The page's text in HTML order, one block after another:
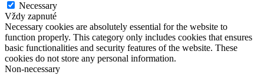
Necessary
Vždy zapnuté
Necessary cookies are absolutely essential for the website to
function properly. This category only includes cookies that ensures
basic functionalities and security features of the website. These
cookies do not store any personal information.
Non-necessary